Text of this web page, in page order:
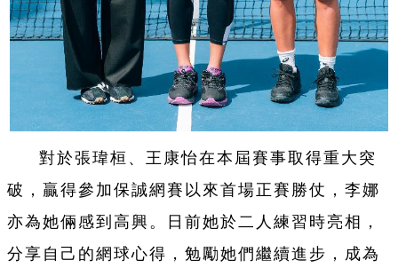
對於張瑋桓、王康怡在本屆賽事取得重大突
破，贏得參加保誠網賽以來首場正賽勝仗，李娜
亦為她倆感到高興。日前她於二人練習時亮相，
分享自己的網球心得，勉勵她們繼續進步，成為